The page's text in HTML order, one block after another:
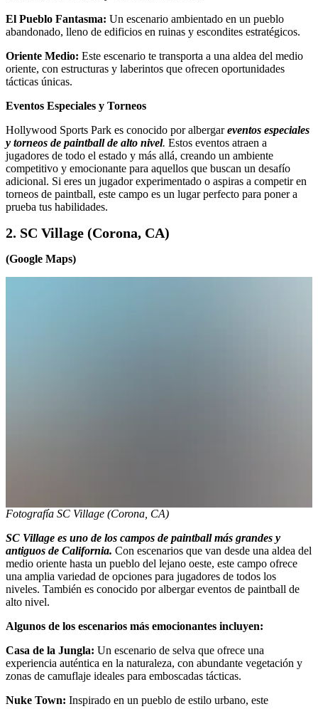
El Pueblo Fantasma: Un escenario ambientado en un pueblo
abandonado, lleno de edificios en ruinas y escondites estratégicos.
Oriente Medio: Este escenario te transporta a una aldea del medio
oriente, con estructuras y laberintos que ofrecen oportunidades
tácticas únicas.
Eventos Especiales y Torneos
Hollywood Sports Park es conocido por albergareventos especiales
y torneos de paintball de alto nivel. Estos eventos atraen a
jugadores de todo el estado y más allá, creando un ambiente
competitivo y emocionante para aquellos que buscan un desafío
adicional. Si eres un jugador experimentado o aspiras a competir en
torneos de paintball, este campo es un lugar perfecto para poner a
prueba tus habilidades.
2. SC Village (Corona, CA)
(Google Maps)
Fotografía SC Village (Corona, CA)
SC Village es uno de los campos de paintball más grandes y
antiguos de California. Con escenarios que van desde una aldea del
medio oriente hasta un pueblo del lejano oeste, este campo ofrece
una amplia variedad de opciones para jugadores de todos los
niveles. También es conocido por albergar eventos de paintball de
alto nivel.
Algunos de los escenarios más emocionantes incluyen:
Casa de la Jungla: Un escenario de selva que ofrece una
experiencia auténtica en la naturaleza, con abundante vegetación y
zonas de camuflaje ideales para emboscadas tácticas.
Nuke Town: Inspirado en un pueblo de estilo urbano, este